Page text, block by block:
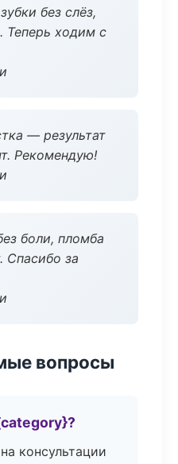
без слёз,
Теперь ходим с
— результат
Рекомендую!
боли, пломба
Спасибо за
вопросы
консультации